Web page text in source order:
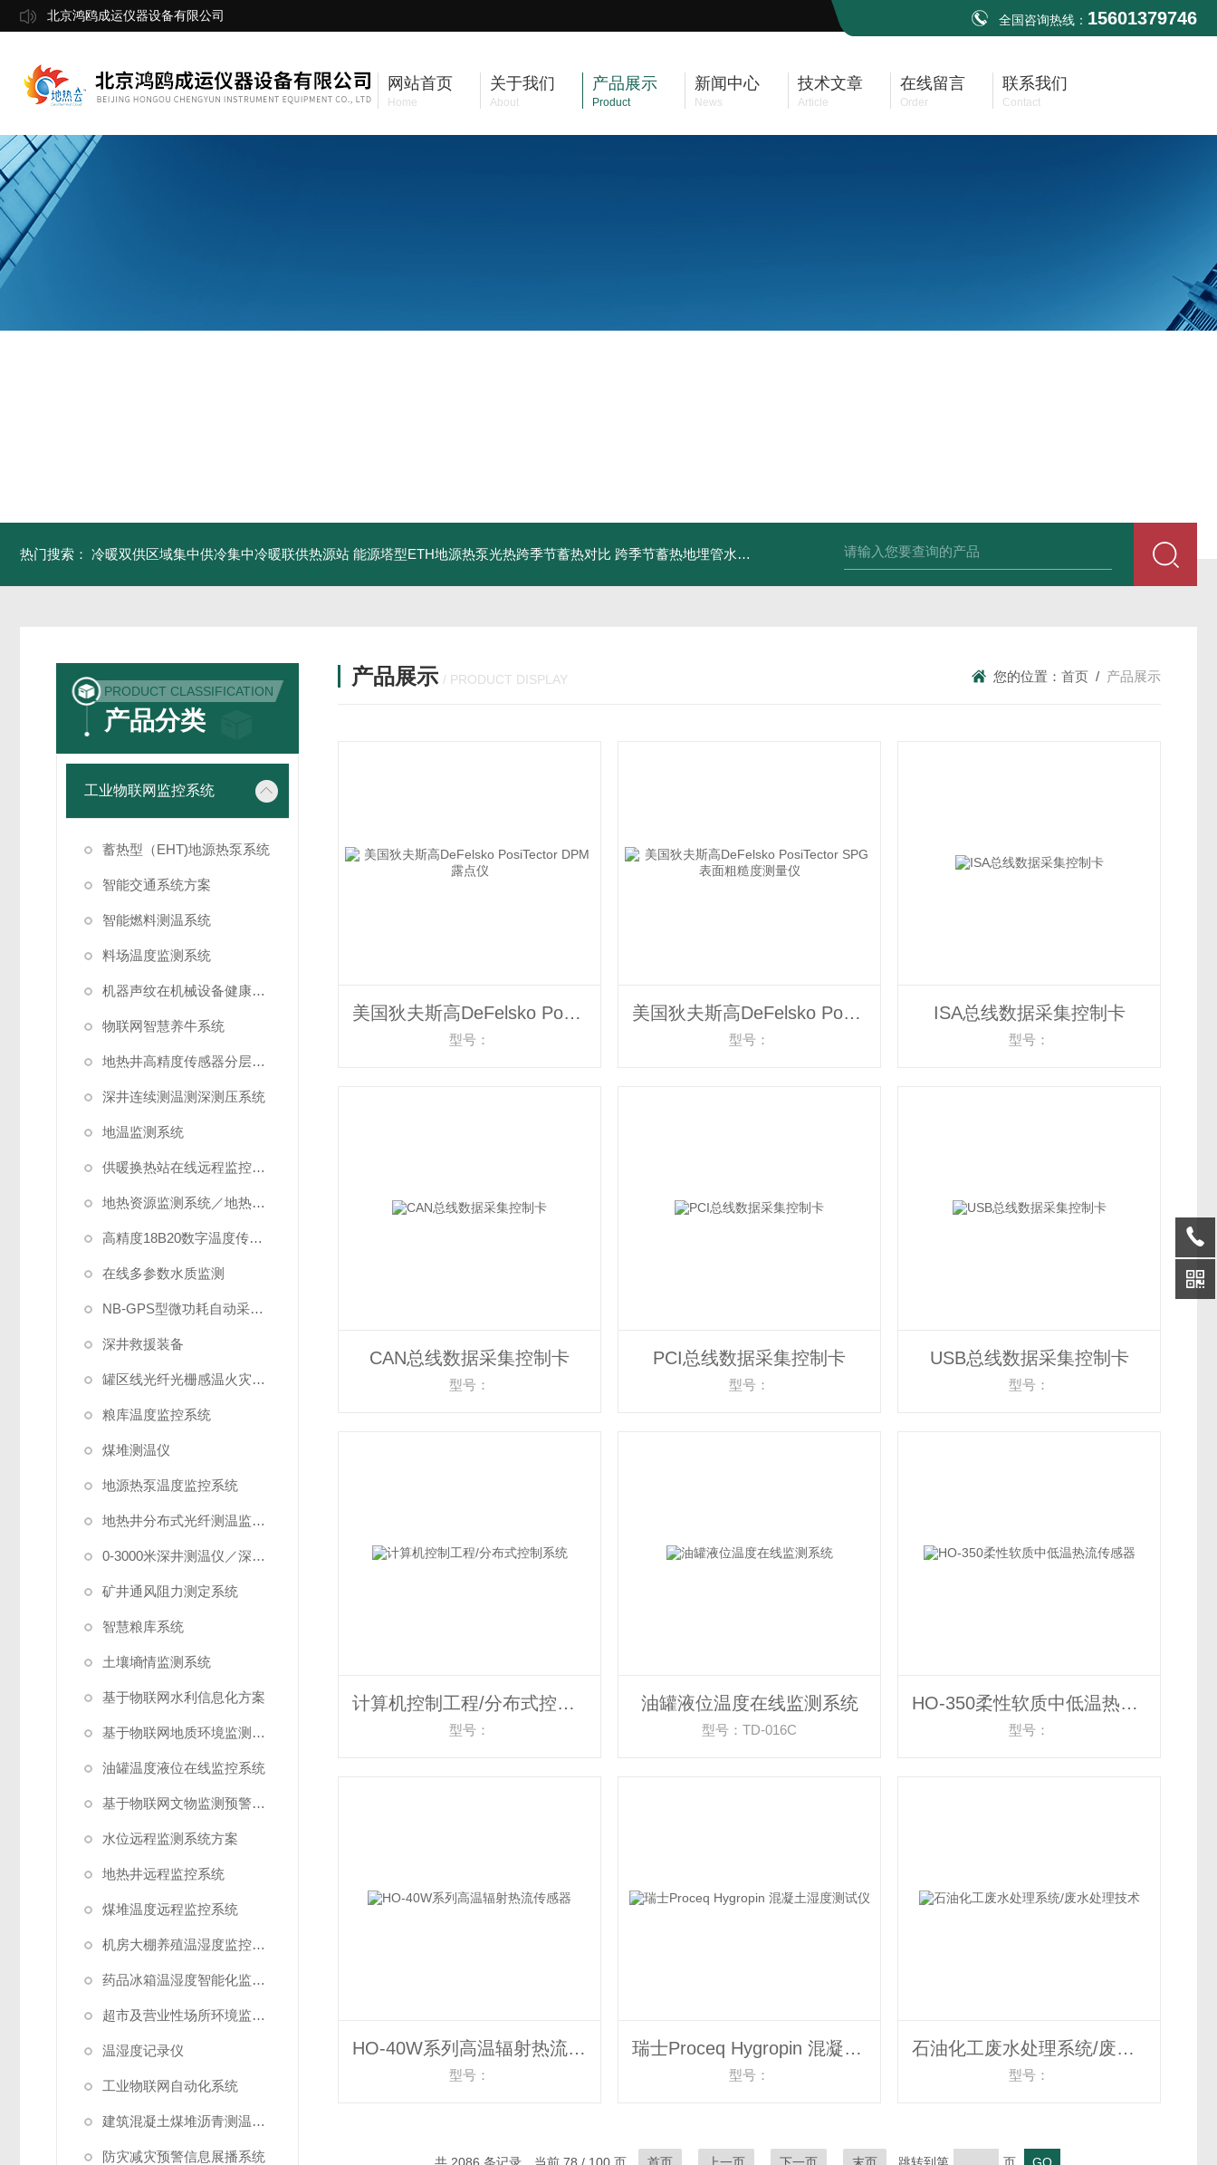
北京鸿鸥成运仪器设备有限公司 全国咨询热线： 15601379746
网站首页
Home
关于我们
About
产品展示
Product
新闻中心
News
技术文章
Article
在线留言
Order
联系我们
Contact
热门搜索： 冷暖双供区域集中供冷集中冷暖联供热源站 能源塔型ETH地源热泵光热跨季节蓄热对比 跨季节蓄热地埋管水池湖面储热技术研究对比 中深浅层地源热泵空调系统运行故障诊断修复 冷暖双
PRODUCT CLASSIFICATION
产品分类
工业物联网监控系统
蓄热型（EHT)地源热泵系统
智能交通系统方案
智能燃料测温系统
料场温度监测系统
机器声纹在机械设备健康状态监测中的应用
物联网智慧养牛系统
地热井高精度传感器分层测温方案
深井连续测温测深测压系统
地温监测系统
供暖换热站在线远程监控系统方案
地热资源监测系统／地热管理系统
高精度18B20数字温度传感器
在线多参数水质监测
NB-GPS型微功耗自动采集系统
深井救援装备
罐区线光纤光栅感温火灾探测系统
粮库温度监控系统
煤堆测温仪
地源热泵温度监控系统
地热井分布式光纤测温监测系统
0-3000米深井测温仪／深水测温仪
矿井通风阻力测定系统
智慧粮库系统
土壤墒情监测系统
基于物联网水利信息化方案
基于物联网地质环境监测预警方案
油罐温度液位在线监控系统
基于物联网文物监测预警解决方案
水位远程监测系统方案
地热井远程监控系统
煤堆温度远程监控系统
机房大棚养殖温湿度监控系统
药品冰箱温湿度智能化监控系统方案
超市及营业性场所环境监测系统
温湿度记录仪
工业物联网自动化系统
建筑混凝土煤堆沥青测温系统
防灾减灾预警信息展播系统
产品展示 / PRODUCT DISPLAY 您的位置： 首页 / 产品展示
美国狄夫斯高DeFelsko PosiTector DPM露点仪
型号：
美国狄夫斯高DeFelsko PosiTector SPG表面粗糙度测量仪
型号：
ISA总线数据采集控制卡
型号：
CAN总线数据采集控制卡
型号：
PCI总线数据采集控制卡
型号：
USB总线数据采集控制卡
型号：
计算机控制工程/分布式控制系统
型号：
油罐液位温度在线监测系统
型号：TD-016C
HO-350柔性软质中低温热流传感器
型号：
HO-40W系列高温辐射热流传感器
型号：
瑞士Proceq Hygropin 混凝土湿度测试仪
型号：
石油化工废水处理系统/废水处理技术
型号：